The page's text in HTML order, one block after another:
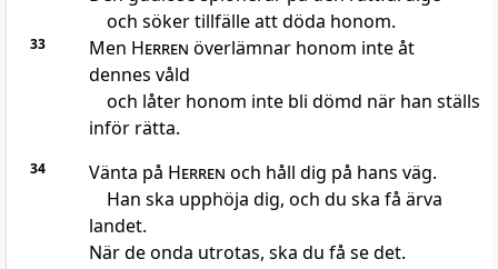
och söker tillfälle att döda honom.
33 Men Herren överlämnar honom inte åt
dennes våld
och låter honom inte bli dömd när han ställs
inför rätta.
34 Vänta på Herren och håll dig på hans väg.
Han ska upphöja dig, och du ska få ärva
landet.
När de onda utrotas, ska du få se det.